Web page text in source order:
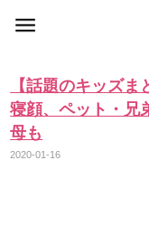
【話題のキッズ
寝顔、ペット・兄
母も
2020-01-16